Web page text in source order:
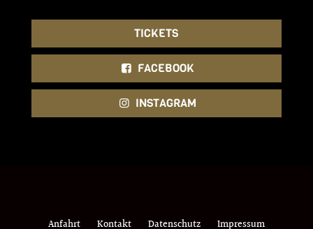
TICKETS
FACEBOOK
INSTAGRAM
Anfahrt Kontakt Datenschutz Impressum